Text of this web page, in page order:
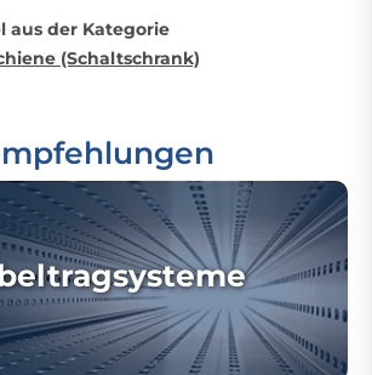
aus der Kategorie
(Schaltschrank)